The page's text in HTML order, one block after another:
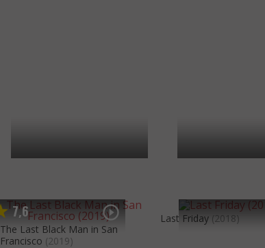
7,6
The Last Black Man in San
Francisco (2019)
Last Friday (2018)